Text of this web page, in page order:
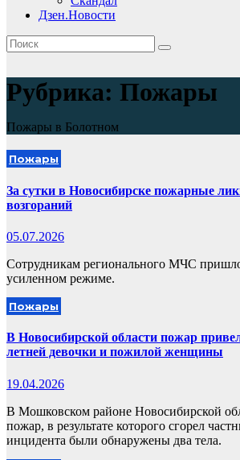
Дзен.Новости
Рубрика: Пожары
Пожары в Болотном
Пожары
За сутки в Новосибирске пожарные
возгораний
05.07.2026
Сотрудникам регионального МЧС
усиленном режиме.
Пожары
В Новосибирской области пожар
летней девочки и пожилой женщины
19.04.2026
В Мошковском районе Новосибирской
пожар, в результате которого сгорел
инцидента были обнаружены два тела.